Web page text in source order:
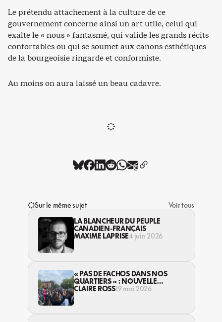
Le prétendu attachement à la culture de ce
gouvernement concerne ainsi un art utile, celui qui
exalte le « nous » fantasmé, qui valide les grands récits
confortables ou qui se soumet aux canons esthétiques
de la bourgeoisie ringarde et conformiste.
Au moins on aura laissé un beau cadavre.
Sur le même sujet
Voir tous
LA BLANCHEUR DU PEUPLE
CANADIEN-FRANÇAIS
MAXIME LAPRISE4 juin 2026
« PAS DE FACHOS DANS NOS
QUARTIERS » : NOUVELLE
ALLIANCE RENCONTRE DE
CLAIRE ROSS19 mai 2026